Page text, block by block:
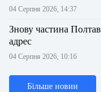
04 Серпня 2026, 14:37
Знову частина
адрес
04 Серпня 2026, 10:16
Більше новин